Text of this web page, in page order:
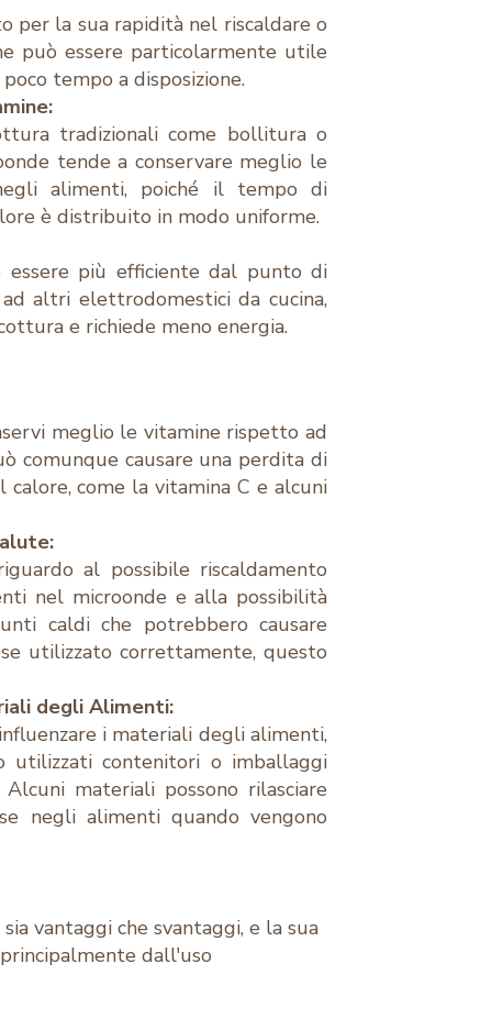
per la sua rapidità nel riscaldare o
può essere particolarmente utile
tempo a disposizione.
tradizionali come bollitura o
tende a conservare meglio le
alimenti, poiché il tempo di
è distribuito in modo uniforme.
essere più efficiente dal punto di
altri elettrodomestici da cucina,
e richiede meno energia.
meglio le vitamine rispetto ad
comunque causare una perdita di
come la vitamina C e alcuni
al possibile riscaldamento
nel microonde e alla possibilità
caldi che potrebbero causare
utilizzato correttamente, questo
degli Alimenti:
i materiali degli alimenti,
utilizzati contenitori o imballaggi
materiali possono rilasciare
negli alimenti quando vengono
vantaggi che svantaggi, e la sua
dall'uso